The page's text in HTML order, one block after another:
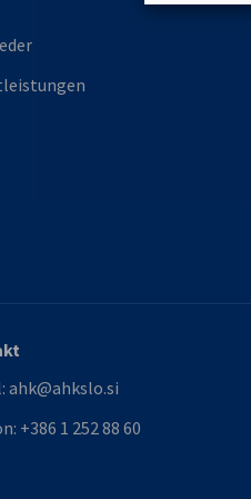
ahk@ahkslo.si
+386 1 252 88 60